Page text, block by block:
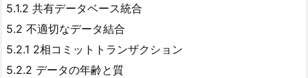
5.1.2 共有データベース統合
5.2 不適切なデータ結合
5.2.1 2相コミットトランザクション
5.2.2 データの年齢と質